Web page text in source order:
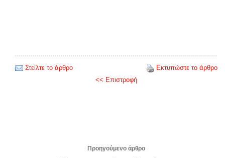
Στείλτε το άρθρο
Εκτυπώστε το άρθρο
<< Επιστροφή
Προηγούμενο άρθρο